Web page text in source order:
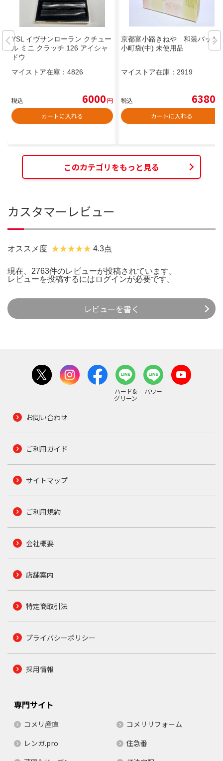
YSL イヴサンローラン クチュー
ル ミニ クラッチ 126 アイシャ
ドウ
マイストア在庫： 4826
税込 6000円
カートに入れる
京都富小路きねや 和装バッグ
小町袋(中) 未使用品
マイストア在庫： 2919
税込 6380
カートに入れる
このカテゴリをもっと見る
カスタマーレビュー
オススメ度 4.3点
現在、2763件のレビューが投稿されています。
レビューを投稿するには ログインが必要です。
レビューを書く
ハード&
グリーン
パワー
お問い合わせ
ご利用ガイド
サイトマップ
ご利用規約
会社概要
店舗案内
特定商取引法
プライバシーポリシー
採用情報
専門サイト
コメリ産直
コメリリフォーム
レンガ.pro
住急番